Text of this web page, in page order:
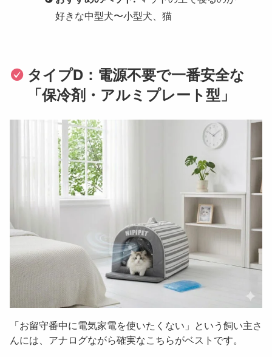
好きな中型犬〜小型犬、猫
タイプD：電源不要で一番安全な
「保冷剤・アルミプレート型」
「お留守番中に電気家電を使いたくない」という飼い主さ
んには、アナログながら確実なこちらがベストです。